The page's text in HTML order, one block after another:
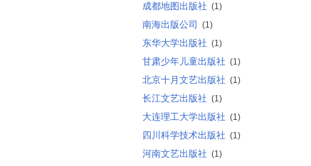
成都地图出版社 (1)
南海出版公司 (1)
东华大学出版社 (1)
甘肃少年儿童出版社 (1)
北京十月文艺出版社 (1)
长江文艺出版社 (1)
大连理工大学出版社 (1)
四川科学技术出版社 (1)
河南文艺出版社 (1)